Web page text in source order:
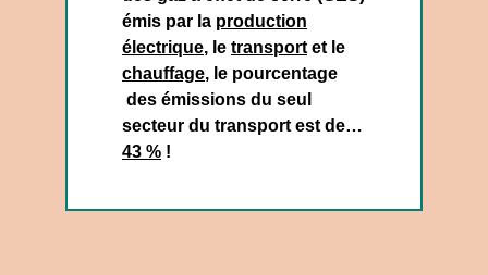
émis par la production
électrique, le transportet le
chauffage, le pourcentage
des émissions du seul
secteur du transport est de…
43 % !